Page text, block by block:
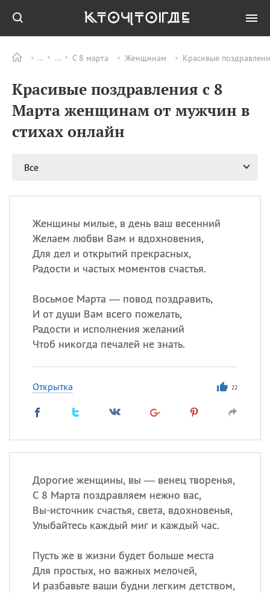
С 8 марта Женщинам Красивые
Красивые поздравления с 8
Марта женщинам от мужчин в
стихах онлайн
Все
Женщины милые, в день ваш весенний
Желаем любви Вам и вдохновения,
Для дел и открытий прекрасных,
Радости и частых моментов счастья.
Восьмое Марта — повод поздравить,
И от души Вам всего пожелать,
Радости и исполнения желаний
Чтоб никогда печалей не знать.
Открытка 22
Дорогие женщины, вы — венец творенья,
С 8 Марта поздравляем нежно вас,
Вы-источник счастья, света, вдохновенья,
Улыбайтесь каждый миг и каждый час.
Пусть же в жизни будет больше места
Для простых, но важных мелочей,
И разбавьте ваши будни легким детством,
ПРАЗДНИКИ Все
09.08 День памяти жертв
бомбардировки
09.08 День Дымняшки
ИМЕНА
Сергей, Теодор,
происхождение